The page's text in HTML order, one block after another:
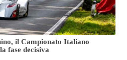
il Campionato Italiano
fase decisiva